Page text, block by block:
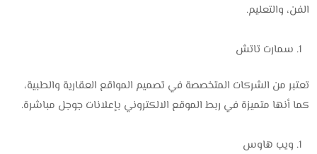
الفن، والتعليم.
سمارت تاتش
تعتبر من الشركات المتخصصة في تصميم المواقع العقارية والطبية،
كما أنها متميزة في ربط الموقع الالكتروني بإعلانات جوجل مباشرة.
ويب هاوس